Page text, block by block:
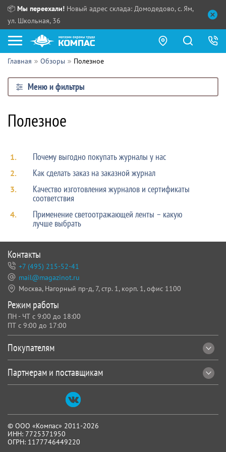
📦 Мы переехали! Новый адрес склада: Домодедово, с. Ям,
ул. Школьная, 36
Как купить?
Прайс-листы
Сотрудничество
Поставщикам
Обзоры
ПН - ЧТ:
Выдача продукции:
Главная Обзоры Полезное
Меню и фильтры
Полезное
1. Почему выгодно покупать журналы у нас
2. Как сделать заказ на заказной журнал
3. Качество изготовления журналов и сертификаты
соответствия
4. Применение светоотражающей ленты – какую
лучше выбрать
© ООО «Компас» 2011-2026
ИНН: 7725371950
ОГРН: 1177746449220
Покупателям
Партнерам и поставщикам
Контакты
+7 (495) 215-52-41
mail@magazinot.ru
Москва, Нагорный пр-д, 7, стр. 1, корп. 1, офис 1100
Режим работы
ПН - ЧТ с 9:00 до 18:00
ПТ с 9:00 до 17:00